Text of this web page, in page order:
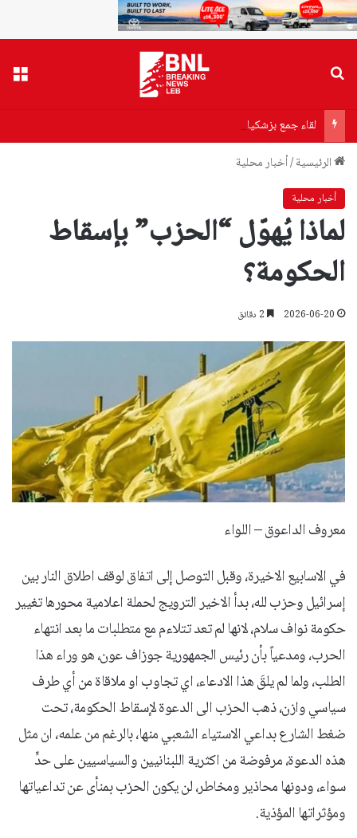
لقاء جمع بزشكيان بخامنئي اليوم.. ماذا دار بينهما؟
الرئيسية/أخبار محلية
أخبار محلية
لماذا يُهوّل “الحزب” بإسقاط
الحكومة؟
2026-06-20
معروف الداعوق – اللواء
في الاسابيع الاخيرة، وقبل التوصل إلى اتفاق لوقف اطلاق النار بين
إسرائيل وحزب لله، بدأ الاخير الترويج لحملة اعلامية محورها تغيير
حكومة نواف سلام، لانها لم تعد تتلاءم مع متطلبات ما بعد انتهاء
الحرب، ومدعياً بأن رئيس الجمهورية جوزاف عون، هو وراء هذا
الطلب، ولما لم يلقَ هذا الادعاء، اي تجاوب او ملاقاة من أي طرف
سياسي وازن، ذهب الحزب الى الدعوة لإسقاط الحكومة، تحت
ضغط الشارع بداعي الاستياء الشعبي منها، بالرغم من علمه، ان مثل
هذه الدعوة، مرفوضة من اكثرية اللبنانيين والسياسيين على حدٍّ
سواء، ودونها محاذير ومخاطر، لن يكون الحزب بمنأى عن تداعياتها
ومؤثراتها المؤذية.